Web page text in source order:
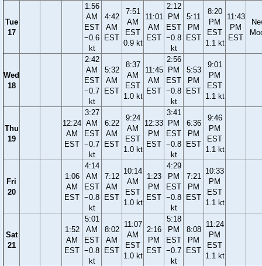
Tue
17
1:56
AM
EST
−0.6
kt
4:42
AM
EST
7:51
AM
EST
0.9 kt
11:01
AM
EST
2:12
PM
EST
−0.8
kt
5:11
PM
EST
8:20
PM
EST
1.1 kt
11:43
PM
EST
Wed
18
2:42
AM
EST
−0.7
kt
5:32
AM
EST
8:37
AM
EST
1.0 kt
11:45
AM
EST
2:56
PM
EST
−0.8
kt
5:53
PM
EST
9:01
PM
EST
1.1 kt
Thu
19
12:24
AM
EST
3:27
AM
EST
−0.7
kt
6:22
AM
EST
9:24
AM
EST
1.0 kt
12:33
PM
EST
3:41
PM
EST
−0.8
kt
6:36
PM
EST
9:46
PM
EST
1.1 kt
Fri
20
1:06
AM
EST
4:14
AM
EST
−0.8
kt
7:12
AM
EST
10:14
AM
EST
1.0 kt
1:23
PM
EST
4:29
PM
EST
−0.8
kt
7:21
PM
EST
10:33
PM
EST
1.1 kt
Sat
21
1:52
AM
EST
5:01
AM
EST
−0.8
kt
8:02
AM
EST
11:07
AM
EST
1.0 kt
2:16
PM
EST
5:18
PM
EST
−0.7
kt
8:08
PM
EST
11:24
PM
EST
1.1 kt